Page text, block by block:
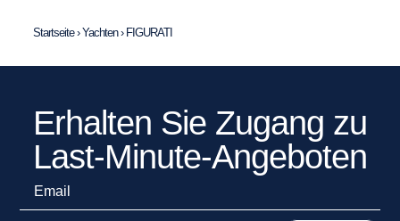
Startseite›Yachten› FIGURATI
Erhalten Sie Zugang zu
Last-Minute-Angeboten